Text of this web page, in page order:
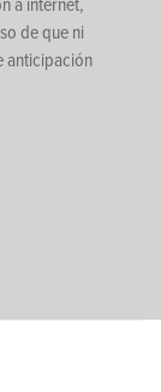
de que ni
anticipación